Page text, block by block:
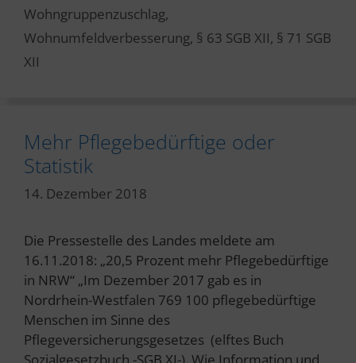
Wohngruppenzuschlag,
Wohnumfeldverbesserung, § 63 SGB XII, § 71 SGB
XII
Mehr Pflegebedürftige oder
Statistik
14. Dezember 2018
Die Pressestelle des Landes meldete am
16.11.2018: „20,5 Prozent mehr Pflegebedürftige
in NRW“ „Im Dezember 2017 gab es in
Nordrhein-Westfalen 769 100 pflegebedürftige
Menschen im Sinne des
Pflegeversicherungsgesetzes (elftes Buch